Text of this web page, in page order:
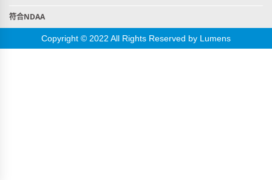
符合NDAA
Copyright © 2022 All Rights Reserved by Lumens